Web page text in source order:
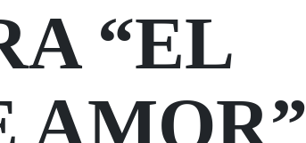
“EL
AMOR”